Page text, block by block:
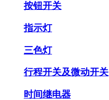
按钮开关
指示灯
三色灯
行程开关及微动开关
时间继电器